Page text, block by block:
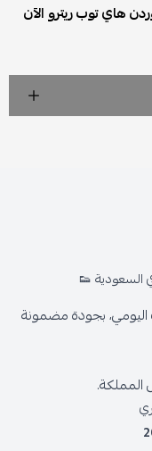
هاي توب ريترو الآن
السعودية 👟
بجودة مضمونة